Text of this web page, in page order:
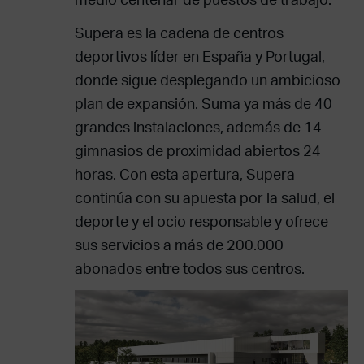
Supera es la cadena de centros
deportivos líder en España y Portugal,
donde sigue desplegando un ambicioso
plan de expansión. Suma ya más de 40
grandes instalaciones, además de 14
gimnasios de proximidad abiertos 24
horas. Con esta apertura, Supera
continúa con su apuesta por la salud, el
deporte y el ocio responsable y ofrece
sus servicios a más de 200.000
abonados entre todos sus centros.